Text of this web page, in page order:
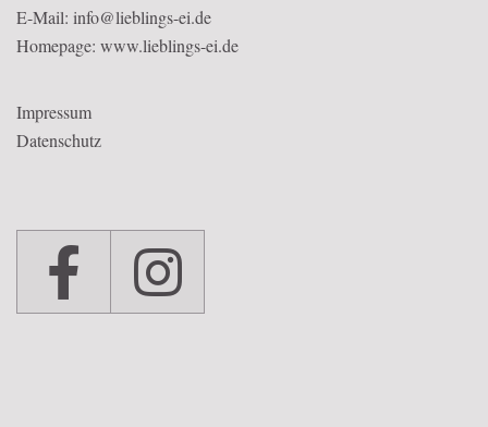
E-Mail: info@lieblings-ei.de
Homepage: www.lieblings-ei.de
Impressum
Datenschutz